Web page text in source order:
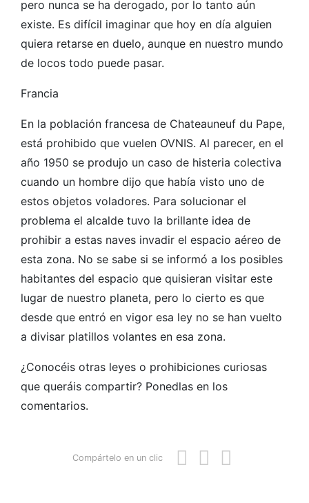
pero nunca se ha derogado, por lo tanto aún
existe. Es difícil imaginar que hoy en día alguien
quiera retarse en duelo, aunque en nuestro mundo
de locos todo puede pasar.
Francia
En la población francesa de Chateauneuf du Pape,
está prohibido que vuelen OVNIS. Al parecer, en el
año 1950 se produjo un caso de histeria colectiva
cuando un hombre dijo que había visto uno de
estos objetos voladores. Para solucionar el
problema el alcalde tuvo la brillante idea de
prohibir a estas naves invadir el espacio aéreo de
esta zona. No se sabe si se informó a los posibles
habitantes del espacio que quisieran visitar este
lugar de nuestro planeta, pero lo cierto es que
desde que entró en vigor esa ley no se han vuelto
a divisar platillos volantes en esa zona.
¿Conocéis otras leyes o prohibiciones curiosas
que queráis compartir? Ponedlas en los
comentarios.
Compártelo en un clic